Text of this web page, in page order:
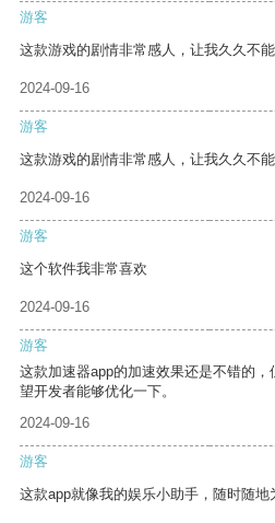
游客
这款游戏的剧情非常感人，让我久久不能
2024-09-16
游客
这款游戏的剧情非常感人，让我久久不能
2024-09-16
游客
这个软件我非常喜欢
2024-09-16
游客
这款加速器app的加速效果还是不错的
望开发者能够优化一下。
2024-09-16
游客
这款app就像我的娱乐小助手，随时随地